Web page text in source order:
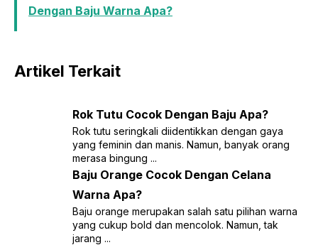
Dengan Baju Warna Apa?
Artikel Terkait
Rok Tutu Cocok Dengan Baju Apa?
Rok tutu seringkali diidentikkan dengan gaya
yang feminin dan manis. Namun, banyak orang
merasa bingung ...
Baju Orange Cocok Dengan Celana
Warna Apa?
Baju orange merupakan salah satu pilihan warna
yang cukup bold dan mencolok. Namun, tak
jarang ...